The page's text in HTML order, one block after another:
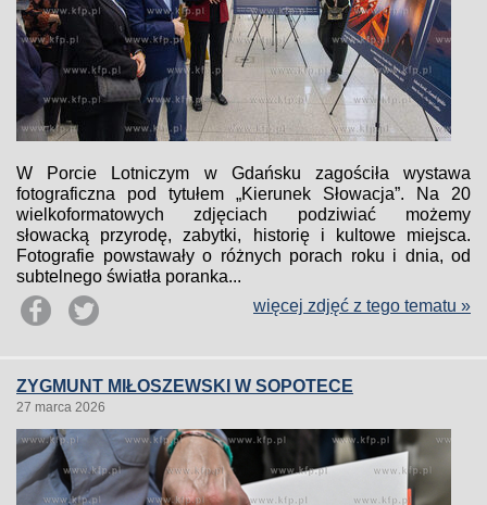
W Porcie Lotniczym w Gdańsku zagościła wystawa
fotograficzna pod tytułem „Kierunek Słowacja”. Na 20
wielkoformatowych zdjęciach podziwiać możemy
słowacką przyrodę, zabytki, historię i kultowe miejsca.
Fotografie powstawały o różnych porach roku i dnia, od
subtelnego światła poranka...
więcej zdjęć z tego tematu »
ZYGMUNT MIŁOSZEWSKI W SOPOTECE
27 marca 2026